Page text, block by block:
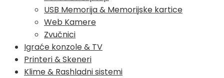
USB Memorija & Memorijske kartice
Web Kamere
Zvučnici
Igraće konzole & TV
Printeri & Skeneri
Klime & Rashladni sistemi